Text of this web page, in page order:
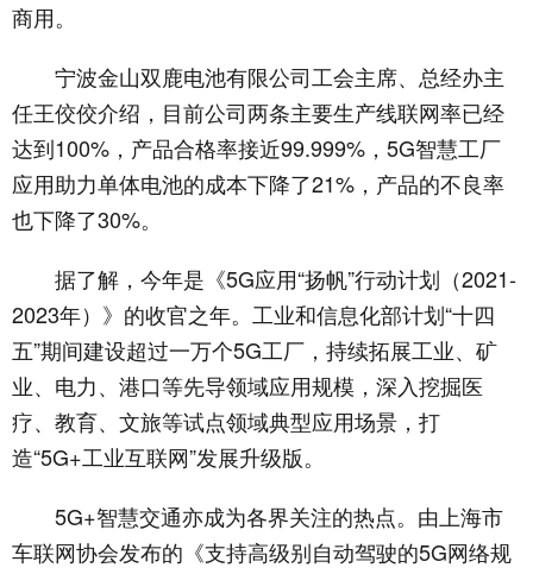
商用。
宁波金山双鹿电池有限公司工会主席、总经办主
任王佼佼介绍，目前公司两条主要生产线联网率已经
达到100%，产品合格率接近99.999%，5G智慧工厂
应用助力单体电池的成本下降了21%，产品的不良率
也下降了30%。
据了解，今年是《5G应用“扬帆”行动计划（2021-
2023年）》的收官之年。工业和信息化部计划“十四
五”期间建设超过一万个5G工厂，持续拓展工业、矿
业、电力、港口等先导领域应用规模，深入挖掘医
疗、教育、文旅等试点领域典型应用场景，打
造“5G+工业互联网”发展升级版。
5G+智慧交通亦成为各界关注的热点。由上海市
车联网协会发布的《支持高级别自动驾驶的5G网络规